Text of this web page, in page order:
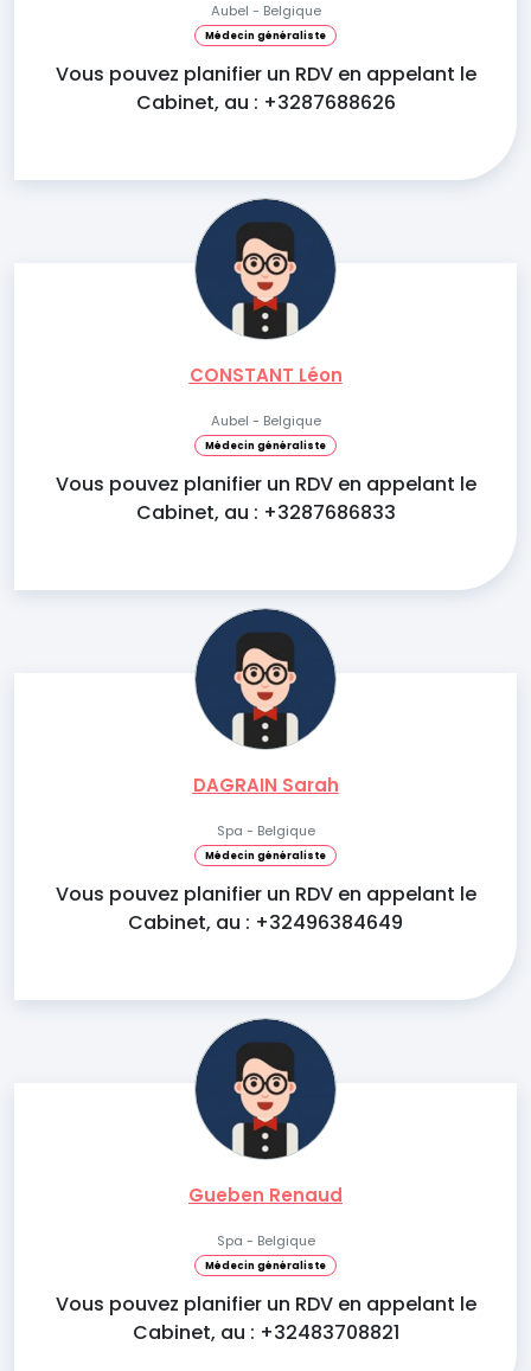
Aubel - Belgique
Médecin généraliste
Vous pouvez planifier un RDV en appelant le
Cabinet, au : +3287688626
CONSTANT Léon
Aubel - Belgique
Médecin généraliste
Vous pouvez planifier un RDV en appelant le
Cabinet, au : +3287686833
DAGRAIN Sarah
Spa - Belgique
Médecin généraliste
Vous pouvez planifier un RDV en appelant le
Cabinet, au : +32496384649
Gueben Renaud
Spa - Belgique
Médecin généraliste
Vous pouvez planifier un RDV en appelant le
Cabinet, au : +32483708821